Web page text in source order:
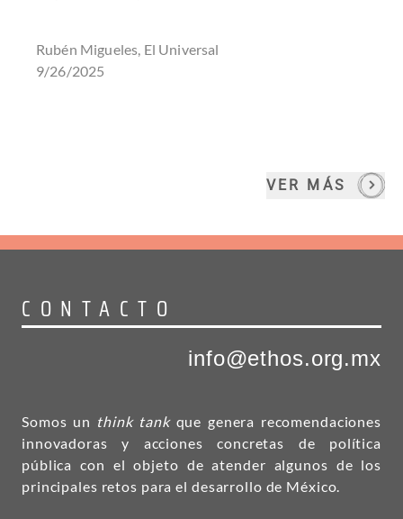
Rubén Migueles, El Universal
9/26/2025
VER MÁS
CONTACTO
info@ethos.org.mx
Somos un think tankque genera recomendaciones
innovadoras y acciones concretas de política
pública con el objeto de atender algunos de los
principales retos para el desarrollo de México.